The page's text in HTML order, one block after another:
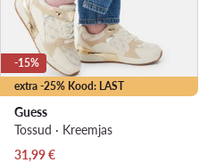
extra -25% Kood: LAST
-15%
Guess
Tossud · Kreemjas
Praegune hind
31,99€